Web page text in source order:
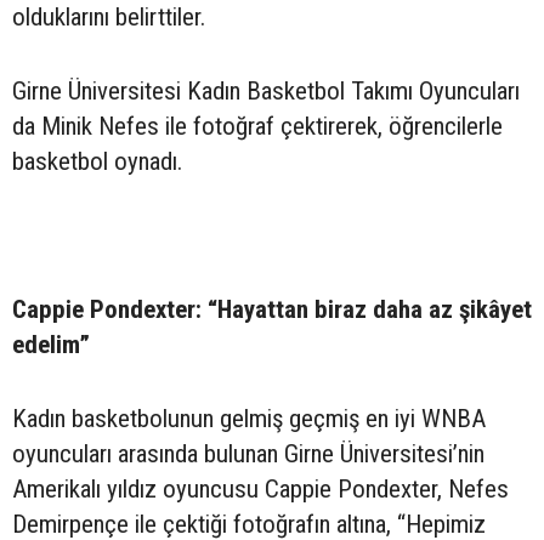
olduklarını belirttiler.
Girne Üniversitesi Kadın Basketbol Takımı Oyuncuları
da Minik Nefes ile fotoğraf çektirerek, öğrencilerle
basketbol oynadı.
Cappie Pondexter: “Hayattan biraz daha az şikâyet
edelim”
Kadın basketbolunun gelmiş geçmiş en iyi WNBA
oyuncuları arasında bulunan Girne Üniversitesi’nin
Amerikalı yıldız oyuncusu Cappie Pondexter, Nefes
Demirpençe ile çektiği fotoğrafın altına, “Hepimiz